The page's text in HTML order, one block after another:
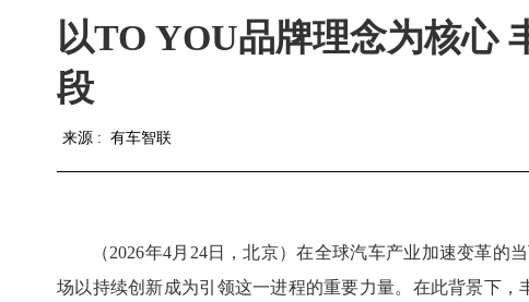
以TO YOU品牌理念为核心
段
来源 : 有车智联
（2026年4月24日，北京）在全球汽车产业加速变革
场以持续创新成为引领这一进程的重要力量。在此背景下，